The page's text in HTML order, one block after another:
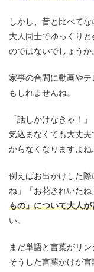
しかし、昔と比べて
大人同士でゆっくり
のではないでしょうか
家事の合間に動画や
もしれませんね。
「話しかけなきゃ！
気込まなくても大丈
からなくなりますよね
例えばお出かけした
ね」「お花きれいだね
もの」について大人
い。
まだ単語と言葉がリ
そうした言葉かけが言